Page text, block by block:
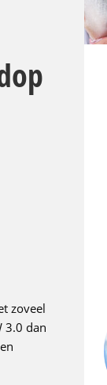
zoveel
3.0 dan